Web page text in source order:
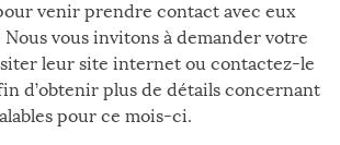
venir prendre contact avec eux
vous invitons à demander votre
leur site internet ou contactez-le
d’obtenir plus de détails concernant
pour ce mois-ci.